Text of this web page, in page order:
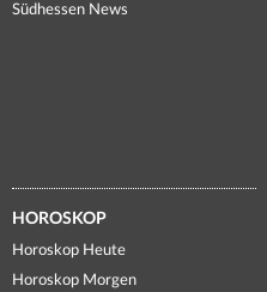
Südhessen News
HOROSKOP
Horoskop Heute
Horoskop Morgen